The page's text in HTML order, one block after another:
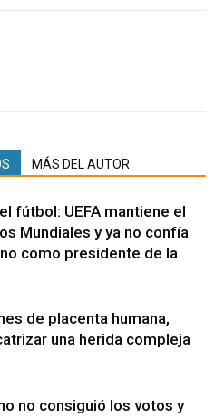
MÁS DEL AUTOR
fútbol: UEFA mantiene el
Mundiales y ya no confía
como presidente de la
de placenta humana,
una herida compleja
no consiguió los votos y